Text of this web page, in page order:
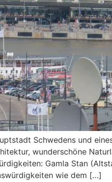
Schwedens und
wunderschöne
Gamla Stan
wie dem […]